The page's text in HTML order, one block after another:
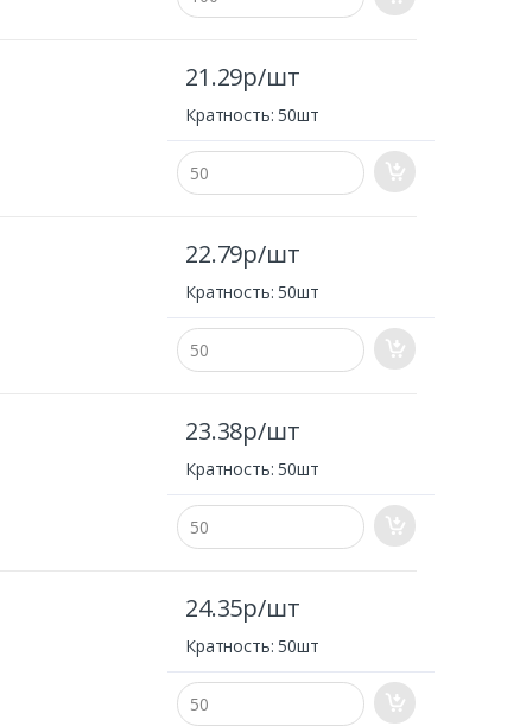
21.29р/шт
Кратность: 50шт
22.79р/шт
Кратность: 50шт
23.38р/шт
Кратность: 50шт
24.35р/шт
Кратность: 50шт